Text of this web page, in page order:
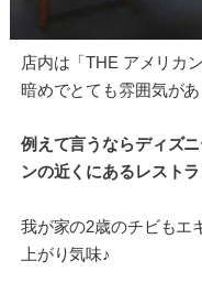
店内は「THE アメリカ
暗めでとても雰囲気が
例えて言うならディズ
ンの近くにあるレスト
我が家の2歳のチビもエ
上がり気味♪